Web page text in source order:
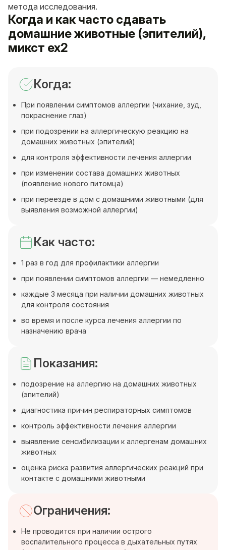
метода исследования.
Когда и как часто сдавать
домашние животные (эпителий),
микст ex2
Когда:
При появлении симптомов аллергии (чихание, зуд,
покраснение глаз)
при подозрении на аллергическую реакцию на
домашних животных (эпителий)
для контроля эффективности лечения аллергии
при изменении состава домашних животных
(появление нового питомца)
при переезде в дом с домашними животными (для
выявления возможной аллергии)
Как часто:
1 раз в год для профилактики аллергии
при появлении симптомов аллергии — немедленно
каждые 3 месяца при наличии домашних животных
для контроля состояния
во время и после курса лечения аллергии по
назначению врача
Показания:
подозрение на аллергию на домашних животных
(эпителий)
диагностика причин респираторных симптомов
контроль эффективности лечения аллергии
выявление сенсибилизации к аллергенам домашних
животных
оценка риска развития аллергических реакций при
контакте с домашними животными
Ограничения:
Не проводится при наличии острого
воспалительного процесса в дыхательных путях